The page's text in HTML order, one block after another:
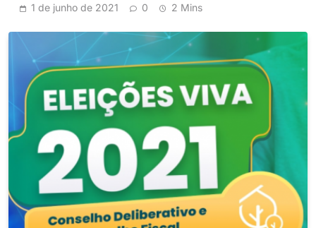
1 de junho de 2021 0 2 Mins